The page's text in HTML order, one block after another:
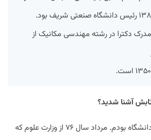
از سال ۱۳۷۶ تا ۱۳۸۹ رئیس دانشگاه صنعتی شریف بود.
دکترا در رشته مهندسی مکانیک از
تابش آشنا شدید؟
بنده ۱۳ سال رئیس دانشگاه بودم. مرداد سال ۷۶ از وزارت علوم که